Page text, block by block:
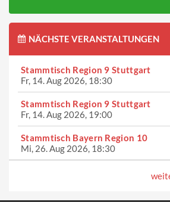
NÄCHSTE VERANSTALTUNGEN
Stammtisch Region 9 Stuttgart
Fr, 14. Aug 2026, 18:30
Stammtisch Region 9 Stuttgart
Fr, 14. Aug 2026, 19:00
Stammtisch Bayern Region 10
Mi, 26. Aug 2026, 18:30